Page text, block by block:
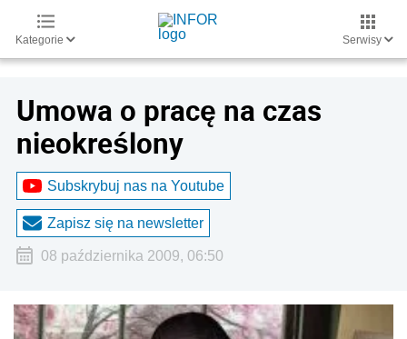
Kategorie Serwisy
Umowa o pracę na czas
nieokreślony
Subskrybuj nas na Youtube
Zapisz się na newsletter
08 października 2009, 06:50